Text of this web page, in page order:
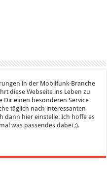
in der Mobilfunk-Branche
diese Webseite ins Leben zu
Dir einen besonderen Service
täglich nach interessanten
dann hier einstelle. Ich hoffe es
was passendes dabei ;).